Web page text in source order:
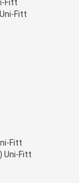
Fitt
Fitt